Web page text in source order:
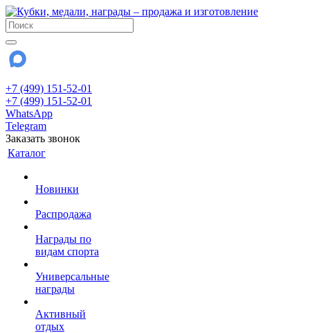
+7 (499) 151-52-01
+7 (499) 151-52-01
WhatsApp
Telegram
Заказать звонок
Каталог
Новинки
Распродажа
Награды по
видам спорта
Универсальные
награды
Активный
отдых